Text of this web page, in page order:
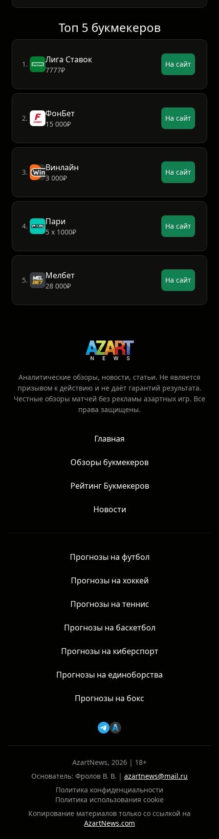
Топ 5 букмекеров
1. Лига Ставок
7777₽
На сайт
2. ФонБет
15 000₽
На сайт
3. Винлайн
3 000₽
На сайт
4. Пари
5 х 1000₽
На сайт
5. Мелбет
28 000₽
На сайт
Аналитические обзоры, новости, статьи. Не является
призывом к действию и не даёт гарантий результата.
Честные обзоры матчей без рекламы азартных игр. Все
права защищены.
Главная
Обзоры букмекеров
Рейтинг Букмекеров
Новости
Прогнозы на футбол
Прогнозы на хоккей
Прогнозы на теннис
Прогнозы на баскетбол
Прогнозы на киберспорт
Прогнозы на единоборства
Прогнозы на бокс
AzartNews, 2026 | 18+
Основатель: Фролов В. В. | azartnews@mail.ru
Политика конфиденциальности
Политика использования cookie
Копирование материалов только со ссылкой на
AzartNews.com